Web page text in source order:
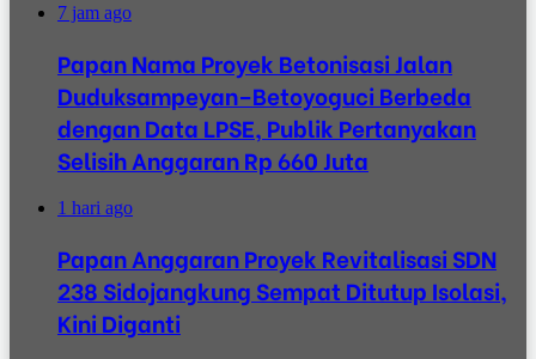
7 jam ago
Papan Nama Proyek Betonisasi Jalan
Duduksampeyan–Betoyoguci Berbeda
dengan Data LPSE, Publik Pertanyakan
Selisih Anggaran Rp 660 Juta
1 hari ago
Papan Anggaran Proyek Revitalisasi SDN
238 Sidojangkung Sempat Ditutup Isolasi,
Kini Diganti